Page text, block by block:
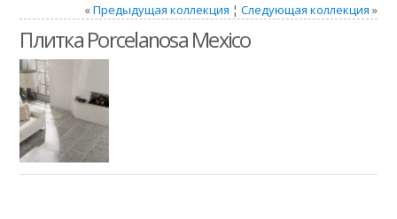
«Предыдущая коллекция ¦ Следующая коллекция »
Плитка Porcelanosa Mexico